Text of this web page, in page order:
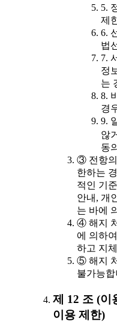
5.
제
6.
법
7.
정
는
8.
경
9.
않
동
③ 전항의
한하는
적인 기
안내, 개
는 바에
④ 해지
에 의하
하고 지
⑤ 해지
불가능합
제 12 조 (이
이용 제한)